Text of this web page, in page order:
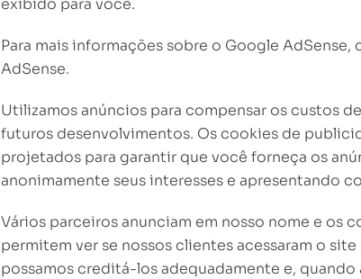
exibido para você.
Para mais informações sobre o Google
AdSense.
Utilizamos anúncios para compensar os custos
futuros desenvolvimentos. Os cookies de
projetados para garantir que você forneça os
anonimamente seus interesses e apresentando
Vários parceiros anunciam em nosso nome e os
permitem ver se nossos clientes acessaram o
possamos creditá-los adequadamente e,